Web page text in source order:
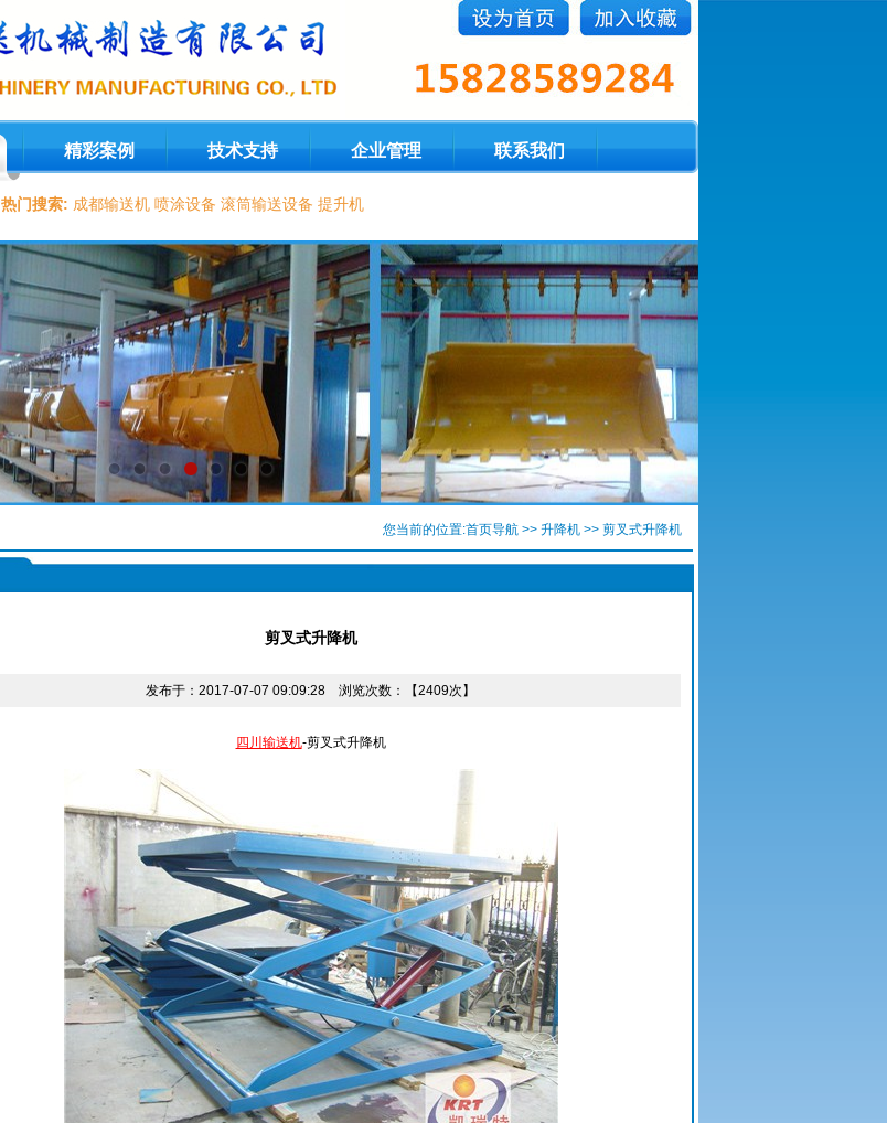
精彩案例 技术支持 企业管理 联系我们
热门搜索: 成都输送机 喷涂设备 滚筒输送设备 提升机
您当前的位置:首页导航>> 升降机>> 剪叉式升降机​
剪叉式升降机​
发布于：2017-07-07 09:09:28 浏览次数：【2409次】
四川输送机-剪叉式升降机